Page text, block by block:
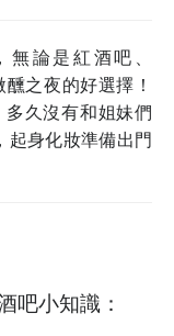
論是紅酒吧、
之夜的好選擇！
久沒有和姐妹們
起身化妝準備出門
吧小知識：